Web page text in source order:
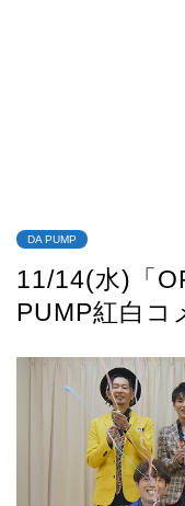
DA PUMP
11/14(水)「
PUMP紅白コ